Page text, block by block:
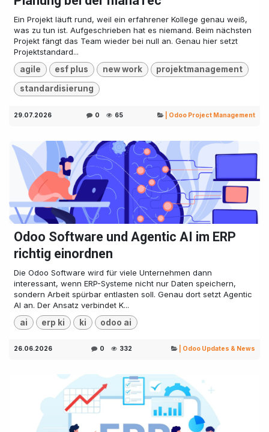
Ein Projekt läuft rund, weil ein erfahrener Kollege genau weiß,
was zu tun ist. Aufgeschrieben hat es niemand. Beim nächsten
Projekt fängt das Team wieder bei null an. Genau hier setzt
Projektstandard...
agile
esf plus new work projektmanagement
standardisierung
29.07.2026 0 65 | Odoo Project Management
Odoo Software und Agentic AI im ERP
richtig einordnen
Die Odoo Software wird für viele Unternehmen dann
interessant, wenn ERP-Systeme nicht nur Daten speichern,
sondern Arbeit spürbar entlasten soll. Genau dort setzt Agentic
AI an. Der Ansatz verbindet K...
ai
erp ki ki odoo ai
26.06.2026 0 332 | Odoo Updates & News